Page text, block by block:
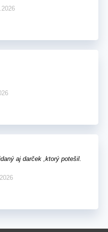
aj darček ,ktorý potešil.